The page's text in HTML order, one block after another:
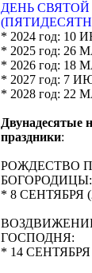
ДЕНЬ
* 2024 год: 10
* 2025 год: 26
* 2026 год: 18
* 2027 год: 7
* 2028 год: 22
Двунадесятые
праздники:
РОЖДЕСТВО
БОГОРОДИЦЫ:
* 8 СЕНТЯБРЯ
ГОСПОДНЯ:
* 14 СЕНТЯБРЯ